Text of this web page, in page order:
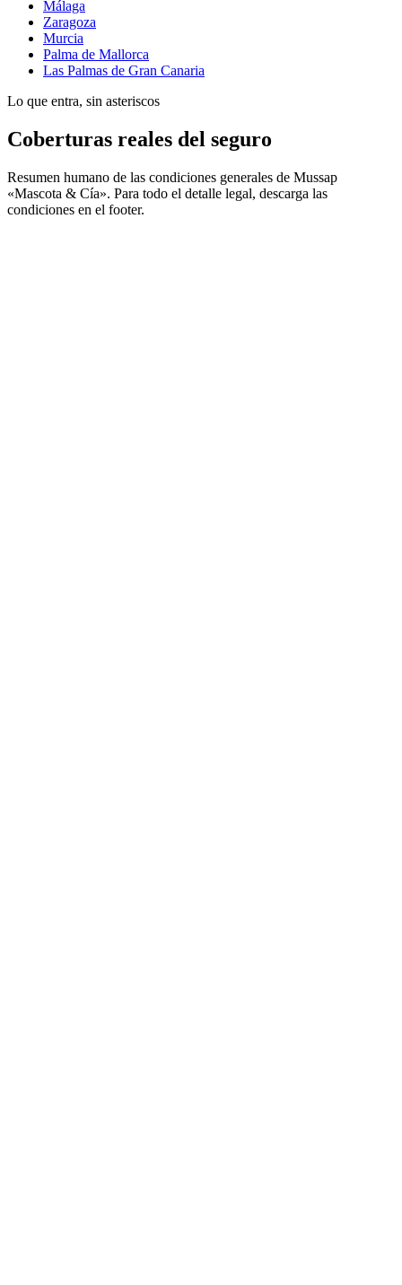
Málaga
Zaragoza
Murcia
Palma de Mallorca
Las Palmas de Gran Canaria
Lo que entra, sin asteriscos
Coberturas reales del seguro
Resumen humano de las condiciones generales de Mussap
«Mascota & Cía». Para todo el detalle legal, descarga las
condiciones en el footer.